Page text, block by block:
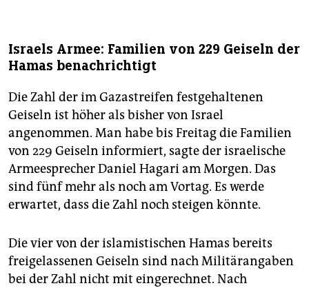
Israels Armee: Familien von 229 Geiseln der
Hamas benachrichtigt
Die Zahl der im Gazastreifen festgehaltenen
Geiseln ist höher als bisher von Israel
angenommen. Man habe bis Freitag die Familien
von 229 Geiseln informiert, sagte der israelische
Armeesprecher Daniel Hagari am Morgen. Das
sind fünf mehr als noch am Vortag. Es werde
erwartet, dass die Zahl noch steigen könnte.
Die vier von der islamistischen Hamas bereits
freigelassenen Geiseln sind nach Militärangaben
bei der Zahl nicht mit eingerechnet. Nach